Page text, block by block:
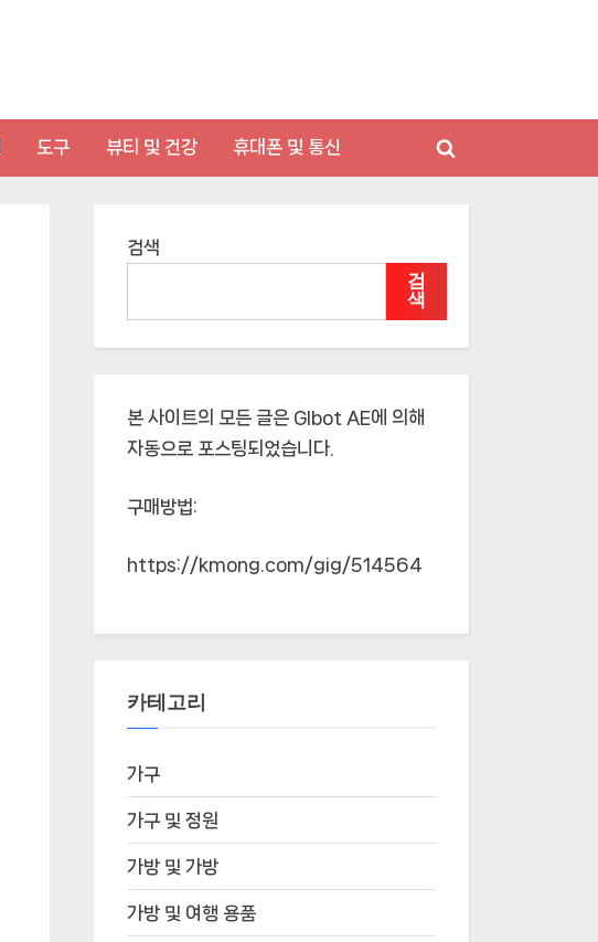
도구 뷰티 및 건강 휴대폰 및 통신
Toggle
검색
검
색
본 사이트의 모든 글은 Glbot AE에 의해
자동으로 포스팅되었습니다.
구매방법:
https://kmong.com/gig/514564
카테고리
가구
가구 및 정원
가방 및 가방
가방 및 여행 용품